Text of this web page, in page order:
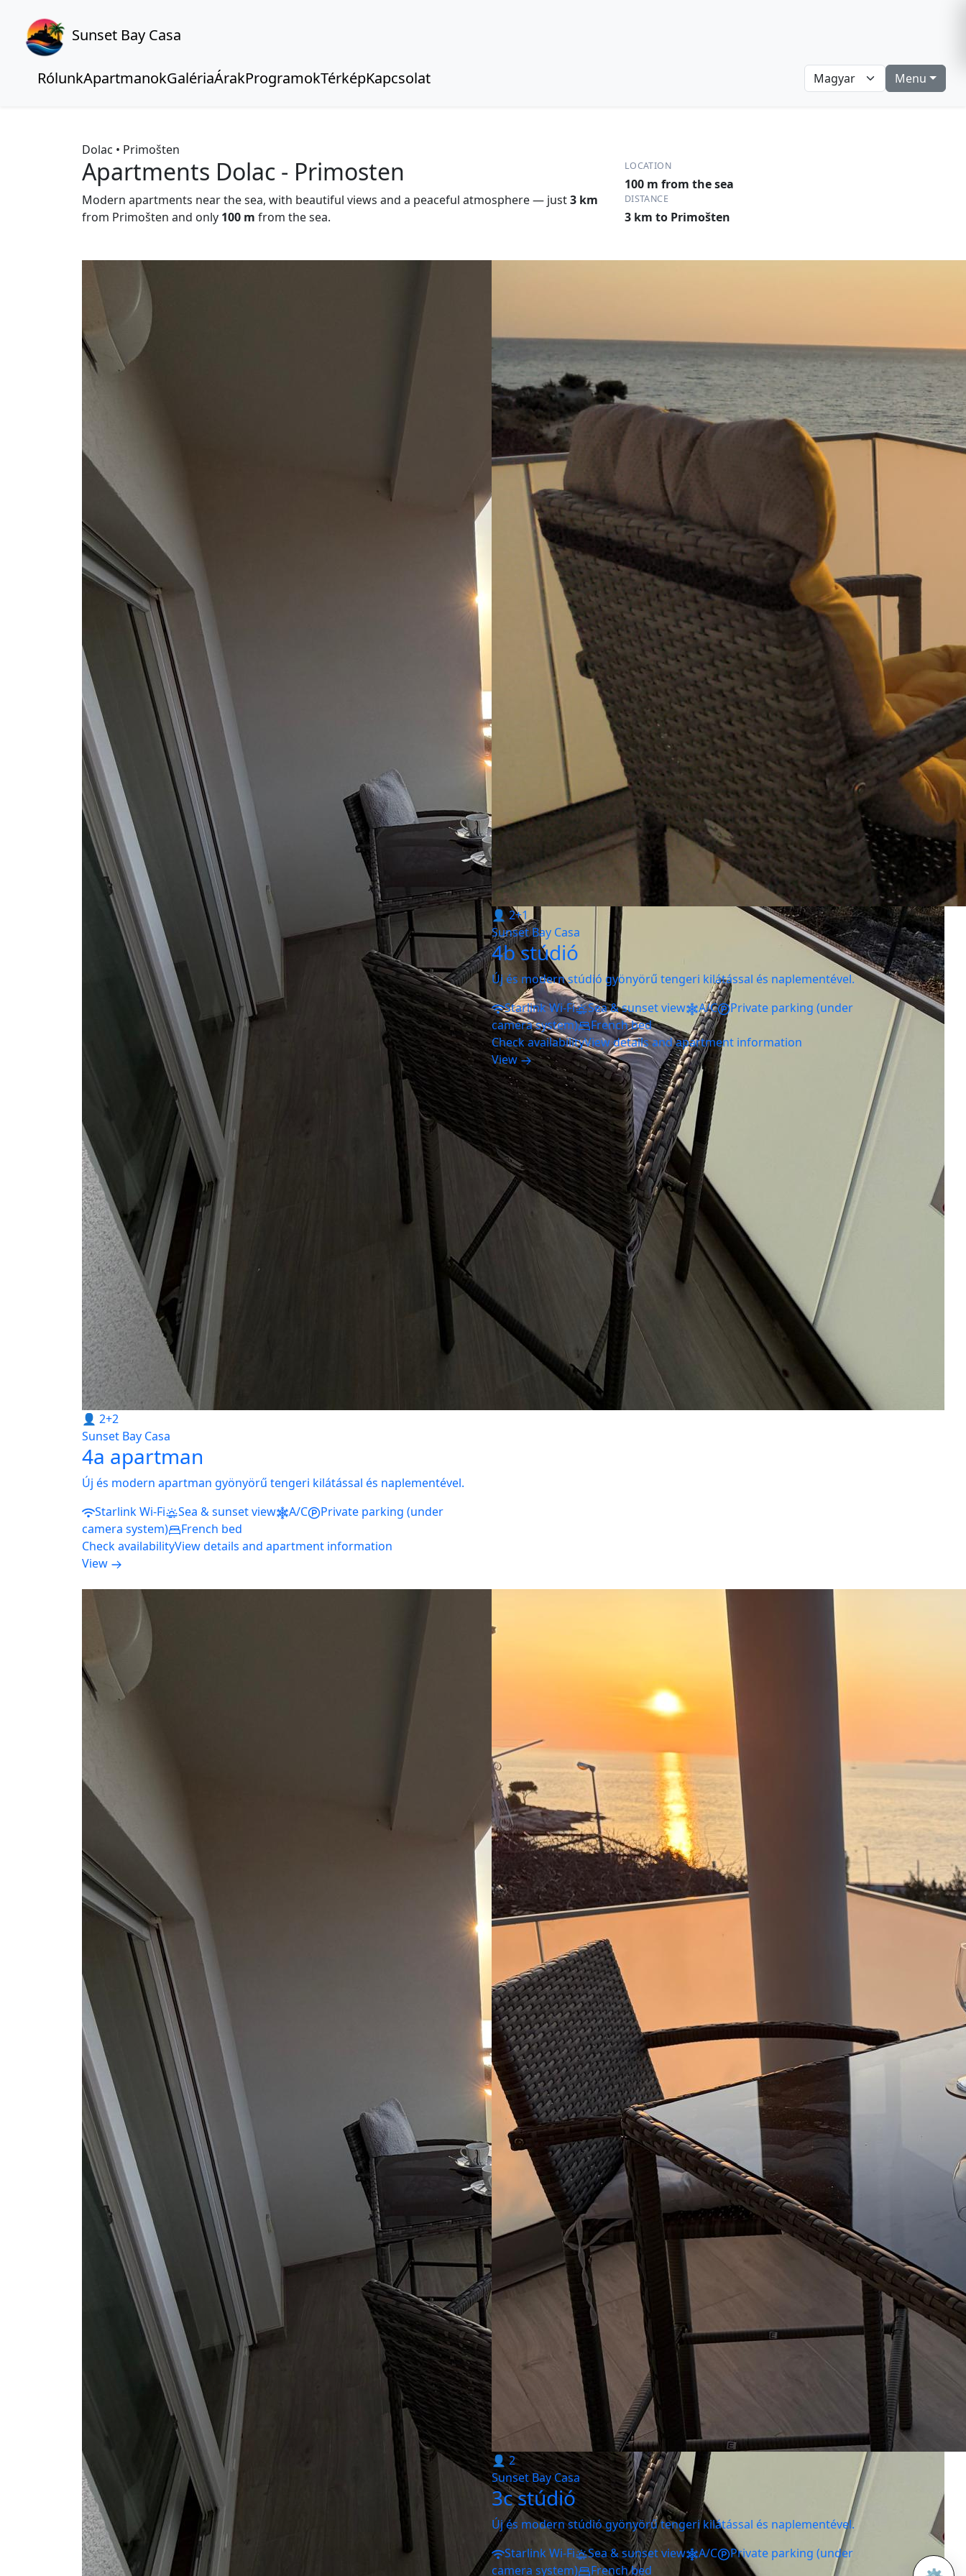
Sunset Bay Casa
RólunkApartmanokGalériaÁrakProgramokTérképKapcsolat Menu
Dolac • Primošten
Apartments Dolac - Primosten
Modern apartments near the sea, with beautiful views and a peaceful atmosphere — just3 km
from Primošten and only 100 m from the sea.
LOCATION
100 m from the sea
DISTANCE
3 km to Primošten
👤 2+2
Sunset Bay Casa
4a apartman
Új és modern apartman gyönyörű tengeri kilátással és naplementével.
Starlink Wi-Fi
Sea & sunset view A/C
Private parking (under
camera system)
French bed
Check availabilityView details and apartment information
View
👤 2+1
Sunset Bay Casa
4b stúdió
Új és modern stúdió gyönyörű tengeri kilátással és naplementével.
Starlink Wi-Fi
Sea & sunset view A/C
Private parking (under
camera system)
French bed
Check availabilityView details and apartment information
View
👤 2
Sunset Bay Casa
3c stúdió
Új és modern stúdió gyönyörű tengeri kilátással és naplementével.
Starlink Wi-Fi
Sea & sunset view A/C
Private parking (under
camera system)
French bed